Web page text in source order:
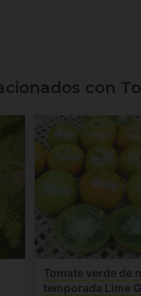
con
Tomate verde de
temporada Lime